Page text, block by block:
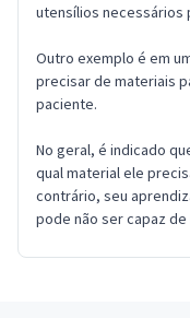
utensílios necessários
Outro exemplo é em
precisar de materiais
paciente.
No geral, é indicado
qual material ele
contrário, seu
pode não ser capaz de